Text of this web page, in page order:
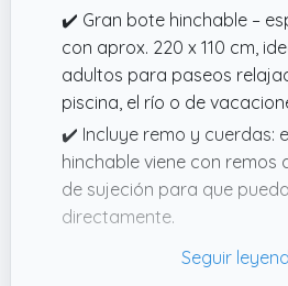
✔️ Gran bote hinchable –
con aprox. 220 x 110 cm,
adultos para paseos
piscina, el río o de
✔️ Incluye remo y cuerdas:
hinchable viene con remos
de sujeción para que
directamente.
✔️ Versátil: perfecto como